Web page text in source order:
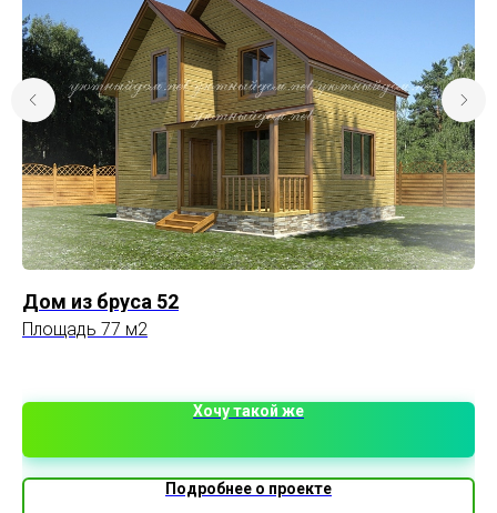
Дом из бруса 52
Площадь 77 м2
Хочу такой же
Подробнее о проекте